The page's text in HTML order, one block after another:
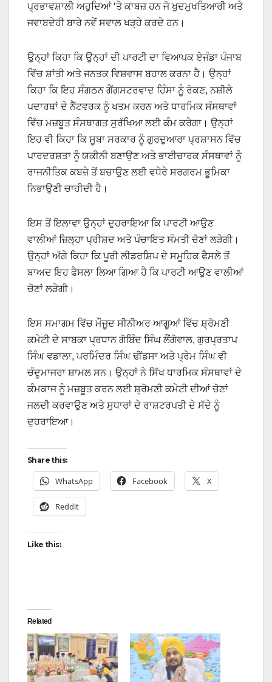
ਪ੍ਰਭਾਵਸ਼ਾਲੀ ਅਹੁਦਿਆਂ ‘ਤੇ ਕਾਬਜ਼ ਹਨ ਜੋ ਖੁਦਮੁਖਤਿਆਰੀ ਅਤੇ
ਜਵਾਬਦੇਹੀ ਬਾਰੇ ਨਵੇਂ ਸਵਾਲ ਖੜ੍ਹੇ ਕਰਦੇ ਹਨ।
ਉਨ੍ਹਾਂ ਕਿਹਾ ਕਿ ਉਨ੍ਹਾਂ ਦੀ ਪਾਰਟੀ ਦਾ ਵਿਆਪਕ ਏਜੰਡਾ ਪੰਜਾਬ
ਵਿੱਚ ਸ਼ਾਂਤੀ ਅਤੇ ਜਨਤਕ ਵਿਸ਼ਵਾਸ ਬਹਾਲ ਕਰਨਾ ਹੈ। ਉਨ੍ਹਾਂ
ਕਿਹਾ ਕਿ ਇਹ ਸੰਗਠਨ ਗੈਂਗਸਟਰਵਾਦ ਹਿੰਸਾ ਨੂੰ ਰੋਕਣ, ਨਸ਼ੀਲੇ
ਪਦਾਰਥਾਂ ਦੇ ਨੈੱਟਵਰਕ ਨੂੰ ਖਤਮ ਕਰਨ ਅਤੇ ਧਾਰਮਿਕ ਸੰਸਥਾਵਾਂ
ਵਿੱਚ ਮਜ਼ਬੂਤ ​​ਸੰਸਥਾਗਤ ਸੁਰੱਖਿਆ ਲਈ ਕੰਮ ਕਰੇਗਾ। ਉਨ੍ਹਾਂ
ਇਹ ਵੀ ਕਿਹਾ ਕਿ ਸੂਬਾ ਸਰਕਾਰ ਨੂੰ ਗੁਰਦੁਆਰਾ ਪ੍ਰਸ਼ਾਸਨ ਵਿੱਚ
ਪਾਰਦਰਸ਼ਤਾ ਨੂੰ ਯਕੀਨੀ ਬਣਾਉਣ ਅਤੇ ਭਾਈਚਾਰਕ ਸੰਸਥਾਵਾਂ ਨੂੰ
ਰਾਜਨੀਤਿਕ ਕਬਜ਼ੇ ਤੋਂ ਬਚਾਉਣ ਲਈ ਵਧੇਰੇ ਸਰਗਰਮ ਭੂਮਿਕਾ
ਨਿਭਾਉਣੀ ਚਾਹੀਦੀ ਹੈ।
ਇਸ ਤੋਂ ਇਲਾਵਾ ਉਨ੍ਹਾਂ ਦੁਹਰਾਇਆ ਕਿ ਪਾਰਟੀ ਆਉਣ
ਵਾਲੀਆਂ ਜ਼ਿਲ੍ਹਾ ਪ੍ਰੀਸ਼ਦ ਅਤੇ ਪੰਚਾਇਤ ਸੰਮਤੀ ਚੋਣਾਂ ਲੜੇਗੀ।
ਉਨ੍ਹਾਂ ਅੱਗੇ ਕਿਹਾ ਕਿ ਪੂਰੀ ਲੀਡਰਸ਼ਿਪ ਦੇ ਸਮੂਹਿਕ ਫੈਸਲੇ ਤੋਂ
ਬਾਅਦ ਇਹ ਫੈਸਲਾ ਲਿਆ ਗਿਆ ਹੈ ਕਿ ਪਾਰਟੀ ਆਉਣ ਵਾਲੀਆਂ
ਚੋਣਾਂ ਲੜੇਗੀ।
ਇਸ ਸਮਾਗਮ ਵਿੱਚ ਮੌਜੂਦ ਸੀਨੀਅਰ ਆਗੂਆਂ ਵਿੱਚ ਸ਼੍ਰੋਮਣੀ
ਕਮੇਟੀ ਦੇ ਸਾਬਕਾ ਪ੍ਰਧਾਨ ਗੋਬਿੰਦ ਸਿੰਘ ਲੌਂਗੋਵਾਲ, ਗੁਰਪ੍ਰਤਾਪ
ਸਿੰਘ ਵਡਾਲਾ, ਪਰਮਿੰਦਰ ਸਿੰਘ ਢੀਂਡਸਾ ਅਤੇ ਪ੍ਰੇਮ ਸਿੰਘ ਵੀ
ਚੰਦੂਮਾਜਰਾ ਸ਼ਾਮਲ ਸਨ। ਉਨ੍ਹਾਂ ਨੇ ਸਿੱਖ ਧਾਰਮਿਕ ਸੰਸਥਾਵਾਂ ਦੇ
ਕੰਮਕਾਜ ਨੂੰ ਮਜ਼ਬੂਤ ​​ਕਰਨ ਲਈ ਸ਼੍ਰੋਮਣੀ ਕਮੇਟੀ ਦੀਆਂ ਚੋਣਾਂ
ਜਲਦੀ ਕਰਵਾਉਣ ਅਤੇ ਸੁਧਾਰਾਂ ਦੇ ਰਾਸ਼ਟਰਪਤੀ ਦੇ ਸੱਦੇ ਨੂੰ
ਦੁਹਰਾਇਆ।
Share this:
WhatsApp Facebook X
Reddit
Like this:
Related